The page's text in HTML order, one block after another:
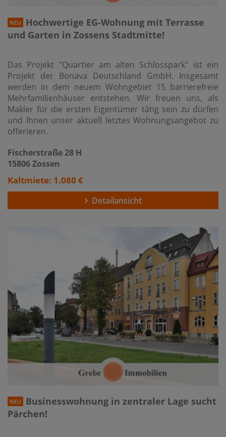
NEU
Hochwertige EG-Wohnung mit Terrasse
und Garten in Zossens Stadtmitte!
Das Projekt "Quartier am alten Schlosspark" ist ein
Projekt der Bonava Deutschland GmbH. Insgesamt
werden in dem neuem Wohngebiet 15 barrierefreie
Mehrfamilienhäuser entstehen. Wir freuen uns, als
Makler für die ersten Eigentümer tätig sein zu dürfen
und Ihnen unser aktuell letztes Wohnungsangebot zu
offerieren.
Fischerstraße 28 H
15806 Zossen
Kaltmiete: 1.080 €
Detailansicht
NEU
Businesswohnung in zentraler Lage sucht
Pärchen!